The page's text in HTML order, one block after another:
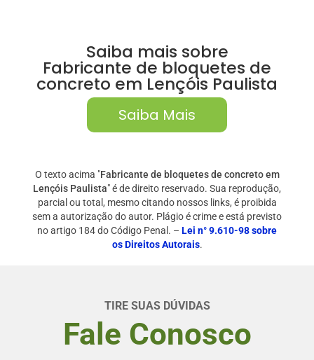
Saiba mais sobre
Fabricante de bloquetes de
concreto em Lençóis Paulista
Saiba Mais
O texto acima "Fabricante de bloquetes de concreto em
Lençóis Paulista" é de direito reservado. Sua reprodução,
parcial ou total, mesmo citando nossos links, é proibida
sem a autorização do autor. Plágio é crime e está previsto
no artigo 184 do Código Penal. – Lei n° 9.610-98 sobre
os Direitos Autorais.
TIRE SUAS DÚVIDAS
Fale Conosco